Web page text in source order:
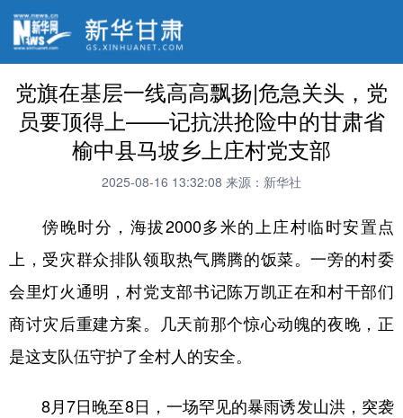
党旗在基层一线高高飘扬|危急关头，党
员要顶得上——记抗洪抢险中的甘肃省
榆中县马坡乡上庄村党支部
2025-08-16 13:32:08 来源：新华社
傍晚时分，海拔2000多米的上庄村临时安置点
上，受灾群众排队领取热气腾腾的饭菜。一旁的村委
会里灯火通明，村党支部书记陈万凯正在和村干部们
商讨灾后重建方案。几天前那个惊心动魄的夜晚，正
是这支队伍守护了全村人的安全。
8月7日晚至8日，一场罕见的暴雨诱发山洪，突袭